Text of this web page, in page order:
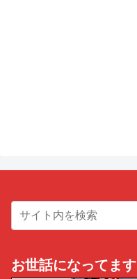
お世話になってます